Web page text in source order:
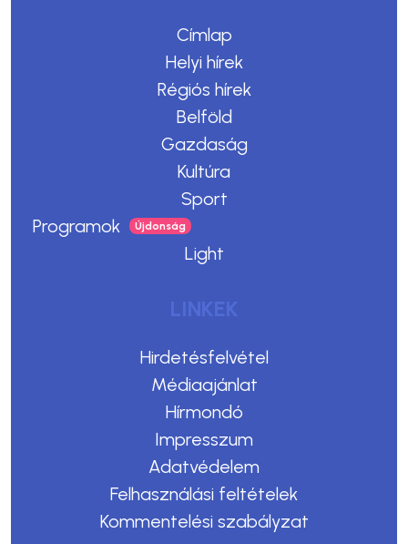
Címlap
Helyi hírek
Régiós hírek
Belföld
Gazdaság
Kultúra
Sport
Programok
Light
LINKEK
Hirdetésfelvétel
Médiaajánlat
Hírmondó
Impresszum
Adatvédelem
Felhasználási feltételek
Kommentelési szabályzat